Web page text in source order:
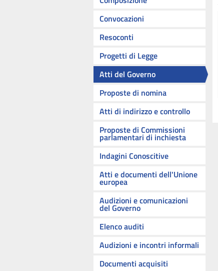
Convocazioni
Resoconti
Progetti di Legge
Atti del Governo
Proposte di nomina
Atti di indirizzo e controllo
Proposte di Commissioni
parlamentari di inchiesta
Indagini Conoscitive
Atti e documenti dell'Unione
europea
Audizioni e comunicazioni
del Governo
Elenco auditi
Audizioni e incontri informali
Documenti acquisiti